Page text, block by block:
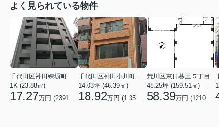
よく見られている物件
千代田区神田練塀町
1K (23.88㎡)
17.27万円 (23919.67円/坪)
14.03坪 (46.39㎡)
18.92万円 (1.35万円/坪)
荒川区東日暮里５丁目
48.25坪 (159.51㎡)
58.39万円 (12100円/坪)